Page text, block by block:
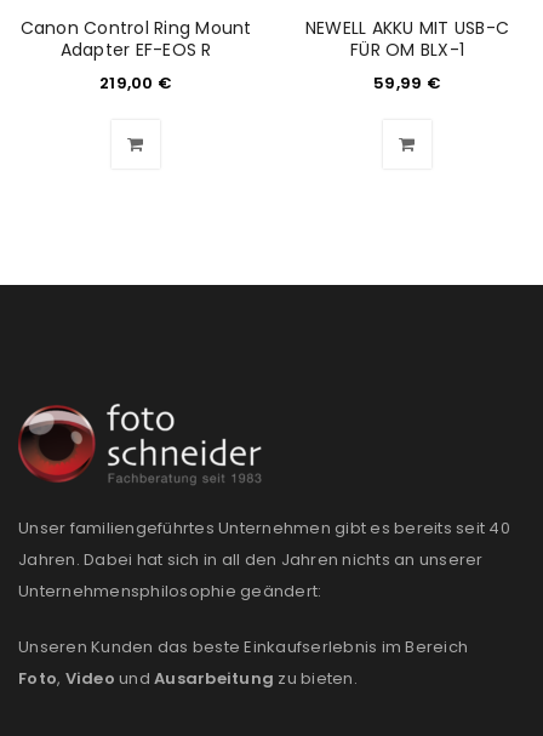
Canon Control Ring Mount
Adapter EF-EOS R
219,00 €
NEWELL AKKU MIT USB-C
FÜR OM BLX-1
59,99 €
Unser familiengeführtes Unternehmen gibt es bereits seit 40
Jahren. Dabei hat sich in all den Jahren nichts an unserer
Unternehmensphilosophie geändert:
Unseren Kunden das beste Einkaufserlebnis im Bereich
Foto, Video und Ausarbeitung zu bieten.